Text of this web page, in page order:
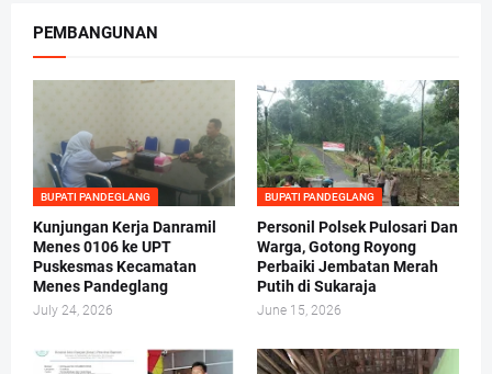
PEMBANGUNAN
BUPATI PANDEGLANG
Kunjungan Kerja Danramil
Menes 0106 ke UPT
Puskesmas Kecamatan
Menes Pandeglang
July 24, 2026
BUPATI PANDEGLANG
Personil Polsek Pulosari Dan
Warga, Gotong Royong
Perbaiki Jembatan Merah
Putih di Sukaraja
June 15, 2026